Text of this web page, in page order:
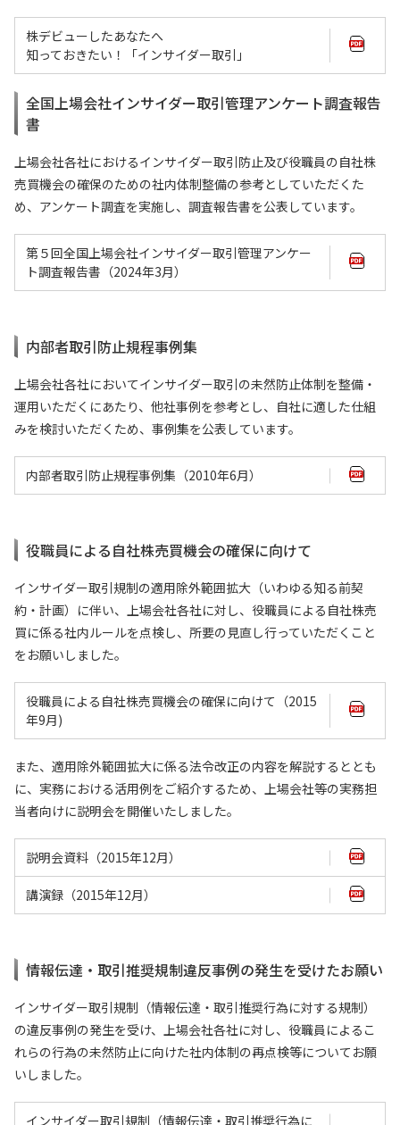
株デビューしたあなたへ
知っておきたい！「インサイダー取引」
全国上場会社インサイダー取引管理アンケート調査報告
書
上場会社各社におけるインサイダー取引防止及び役職員の自社株
売買機会の確保のための社内体制整備の参考としていただくた
め、アンケート調査を実施し、調査報告書を公表しています。
第５回全国上場会社インサイダー取引管理アンケー
ト調査報告書（2024年3月）
内部者取引防止規程事例集
上場会社各社においてインサイダー取引の未然防止体制を整備・
運用いただくにあたり、他社事例を参考とし、自社に適した仕組
みを検討いただくため、事例集を公表しています。
内部者取引防止規程事例集（2010年6月）
役職員による自社株売買機会の確保に向けて
インサイダー取引規制の適用除外範囲拡大（いわゆる知る前契
約・計画）に伴い、上場会社各社に対し、役職員による自社株売
買に係る社内ルールを点検し、所要の見直し行っていただくこと
をお願いしました。
役職員による自社株売買機会の確保に向けて（2015
年9月)
また、適用除外範囲拡大に係る法令改正の内容を解説するととも
に、実務における活用例をご紹介するため、上場会社等の実務担
当者向けに説明会を開催いたしました。
説明会資料（2015年12月）
講演録（2015年12月）
情報伝達・取引推奨規制違反事例の発生を受けたお願い
インサイダー取引規制（情報伝達・取引推奨行為に対する規制）
の違反事例の発生を受け、上場会社各社に対し、役職員によるこ
れらの行為の未然防止に向けた社内体制の再点検等についてお願
いしました。
インサイダー取引規制（情報伝達・取引推奨行為に